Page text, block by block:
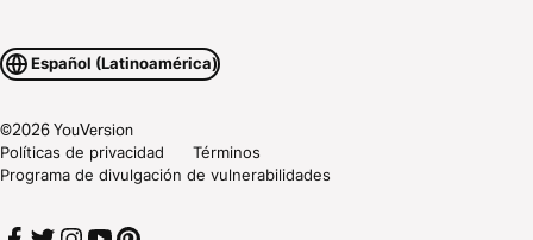
Español (Latinoamérica)
©2026YouVersion
Políticas de privacidad
Términos
Programa de divulgación de vulnerabilidades